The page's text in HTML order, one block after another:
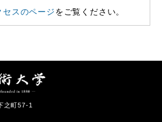
セスのページ をご覧ください。
之町57-1